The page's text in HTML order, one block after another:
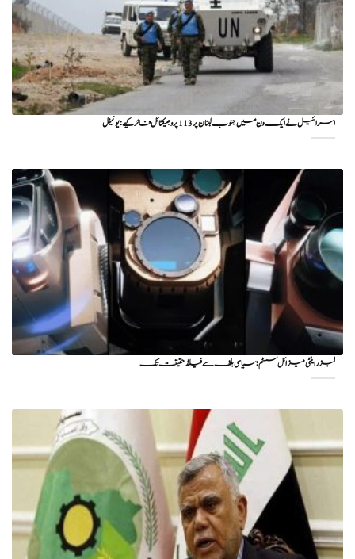
اسرائیل نے ایک دن میں جنوب لبنان پر 113 پروجیکٹائل فائر کیے: یونیفل
لیزر اینٹی میزائل سسٹم؛ سیاسی بلف سے فیلڈ حقیقت تک